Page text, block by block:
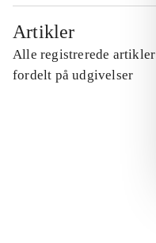
Artikler
Alle registrerede artikler
fordelt på udgivelser